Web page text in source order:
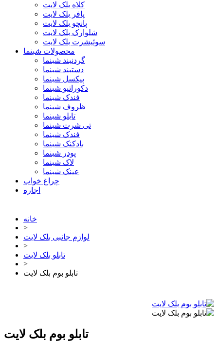
کلاه بلک لایت
پافر بلک لایت
پانچو بلک لایت
شلوارک بلک لایت
سوئیشرت بلک لایت
محصولات شبنما
گردنبند شبنما
دستبند شبنما
پیکسل شبنما
دکوراتیو شبنما
فندک شبنما
ظروف شبنما
تابلو شبنما
تی شرت شبنما
فندک شبنما
بادکنک شبنما
پودر شبنما
لاک شبنما
عینک شبنما
چراغ خواب
اجاره
خانه
>
لوازم جانبی بلک لایت
>
تابلو بلک لایت
>
تابلو بوم بلک لایت
تابلو بوم بلک لایت